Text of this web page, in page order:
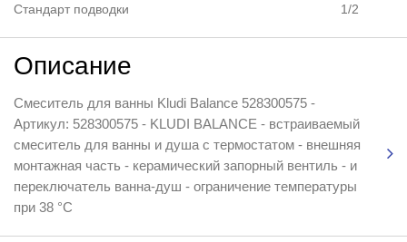
Стандарт подводки 1/2
Описание
Смеситель для ванны Kludi Balance 528300575 -
Артикул: 528300575 - KLUDI BALANCE - встраиваемый
смеситель для ванны и душа с термостатом - внешняя
монтажная часть - керамический запорный вентиль - и
переключатель ванна-душ - ограничение температуры
при 38 °C